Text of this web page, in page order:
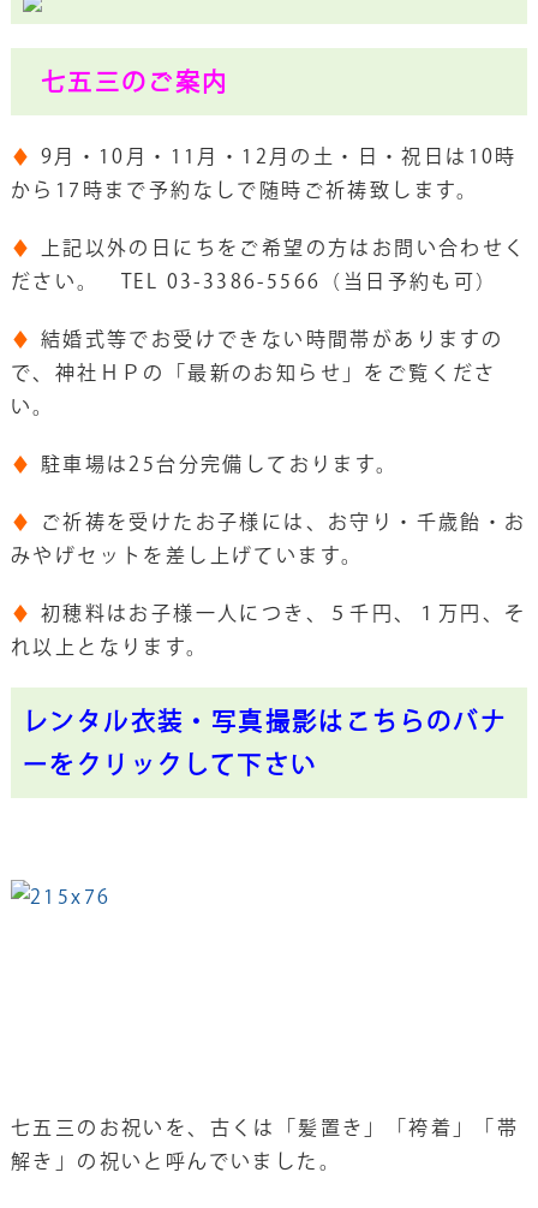
七五三のご案内
♦
9月・10月・11月・12月の土・日・祝日は10時
から17時まで予約なしで随時ご祈祷致します。
♦
上記以外の日にちをご希望の方はお問い合わせく
ださい。 TEL 03-3386-5566（当日予約も可）
♦
結婚式等でお受けできない時間帯がありますの
で、神社ＨＰの「最新のお知らせ」をご覧くださ
い。
♦ 駐車場は25台分完備しております。
♦
ご祈祷を受けたお子様には、お守り・千歳飴・お
みやげセットを差し上げています。
♦
初穂料はお子様一人につき、５千円、１万円、そ
れ以上となります。
レンタル衣装・写真撮影はこちらのバナ
ーをクリックして下さい
七五三のお祝いを、古くは「髪置き」「袴着」「帯
解き」の祝いと呼んでいました。